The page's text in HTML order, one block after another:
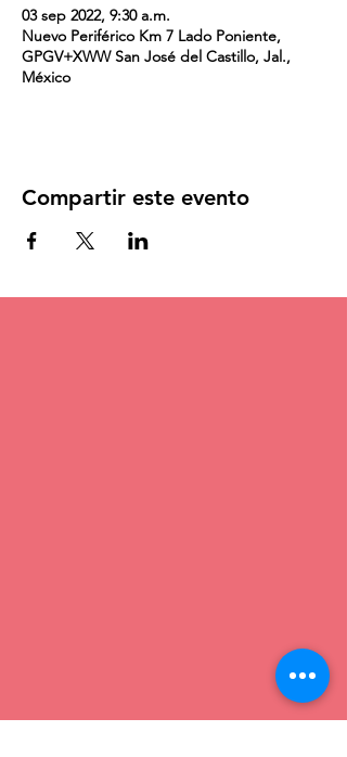
03 sep 2022, 9:30 a.m.
Nuevo Periférico Km 7 Lado Poniente,
GPGV+XWW San José del Castillo, Jal.,
México
Compartir este evento